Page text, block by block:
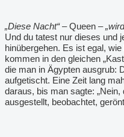
„Diese Nacht“– Queen –
Und du tatest nur dieses und
hinübergehen. Es ist egal,
kommen in den gleichen
die man in Ägypten ausgrub:
aufgetischt. Eine Zeit lang
daraus, bis man sagte: „Nein,
ausgestellt, beobachtet,